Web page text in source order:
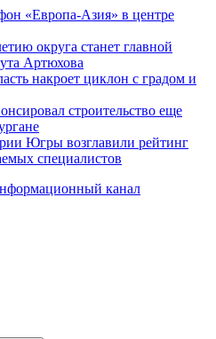
«Европа-Азия» в центре
округа станет главной
Артюхова
накроет циклон с градом и
строительство еще
Югры возглавили рейтинг
специалистов
канал